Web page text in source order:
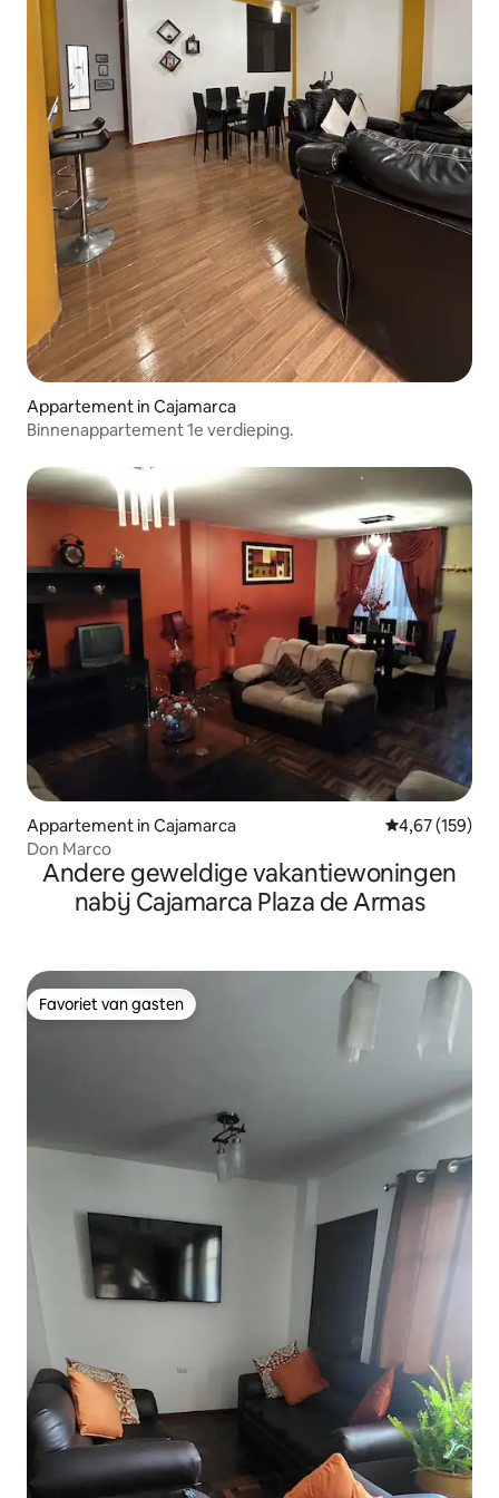
Appartement in Cajamarca
Binnenappartement 1e verdieping.
Appartement in Cajamarca Gemiddelde
4,67 (159)
Don Marco
Andere geweldige vakantiewoningen
nabij Cajamarca Plaza de Armas
Favoriet van gasten
Favoriet van gasten